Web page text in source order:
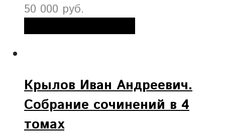
50 000 руб.
Крылов Иван Андреевич.
Собрание сочинений в 4
томах